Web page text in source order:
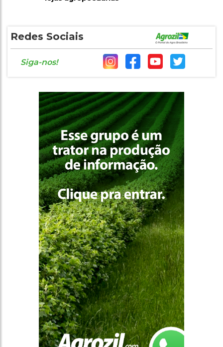
Redes Sociais
Siga-nos!